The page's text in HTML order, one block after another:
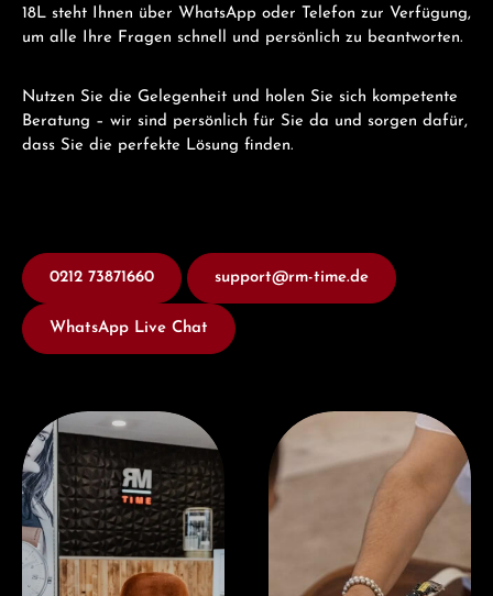
18L steht Ihnen über WhatsApp oder Telefon zur Verfügung,
um alle Ihre Fragen schnell und persönlich zu beantworten.
Nutzen Sie die Gelegenheit und holen Sie sich kompetente
Beratung – wir sind persönlich für Sie da und sorgen dafür,
dass Sie die perfekte Lösung finden.
0212 73871660 support@rm-time.de
WhatsApp Live Chat
Besuchen Sie uns Jetzt Beraten lassen